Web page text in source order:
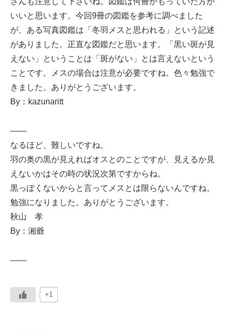
いいと思います。今回9冊の図鑑を参考に調べました
が、ある写真図鑑は「冬羽メスと思われる」という記述
がありました。正直な図鑑だと思います。「黒い斑が見
えない」ということは「斑がない」とは言えないという
ことです。メスの場合は注意が必要ですね。色々勉強で
きました。ありがとうございます。
By：kazunaritt
——
なるほど、難しいですね。
羽の奥の黒が見えればオスとのことですが、見えるか見
えないかはその時の状況次第ですからね。
黒っぽくないからと言ってメスとは限らないんですね。
勉強になりました。ありがとうございます。
秋山 孝
By：湘爺
——
+1